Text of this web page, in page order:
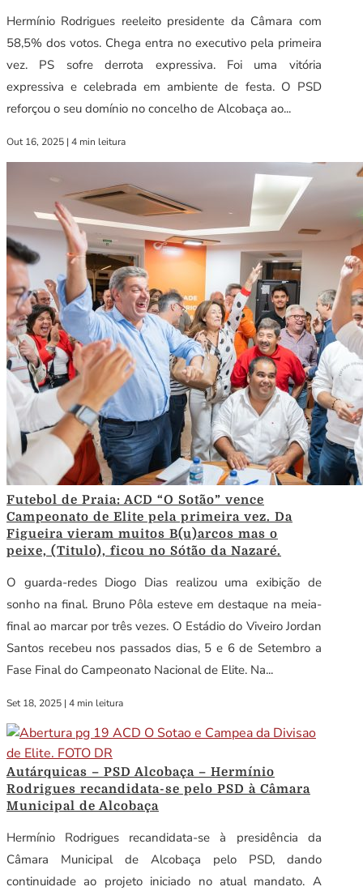
Hermínio Rodrigues reeleito presidente da Câmara com
58,5% dos votos. Chega entra no executivo pela primeira
vez. PS sofre derrota expressiva. Foi uma vitória
expressiva e celebrada em ambiente de festa. O PSD
reforçou o seu domínio no concelho de Alcobaça ao...
Out 16, 2025 | 4 min leitura
Futebol de Praia: ACD “O Sotão” vence
Campeonato de Elite pela primeira vez. Da
Figueira vieram muitos B(u)arcos mas o
peixe, (Titulo), ficou no Sótão da Nazaré.
O guarda-redes Diogo Dias realizou uma exibição de
sonho na final. Bruno Pôla esteve em destaque na meia-
final ao marcar por três vezes. O Estádio do Viveiro Jordan
Santos recebeu nos passados dias, 5 e 6 de Setembro a
Fase Final do Campeonato Nacional de Elite. Na...
Set 18, 2025 | 4 min leitura
Autárquicas – PSD Alcobaça – Hermínio
Rodrigues recandidata-se pelo PSD à Câmara
Municipal de Alcobaça
Hermínio Rodrigues recandidata-se à presidência da
Câmara Municipal de Alcobaça pelo PSD, dando
continuidade ao projeto iniciado no atual mandato. A